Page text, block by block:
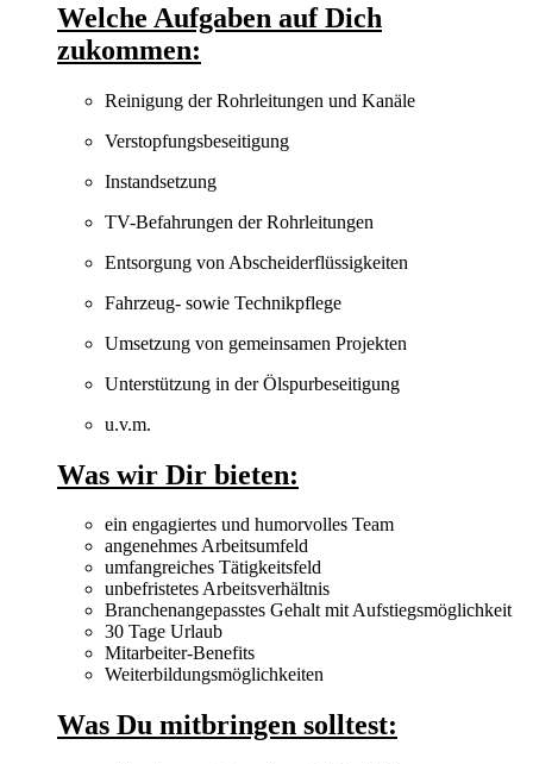
Welche Aufgaben auf Dich
zukommen:
Reinigung der Rohrleitungen und Kanäle
Verstopfungsbeseitigung
Instandsetzung
TV-Befahrungen der Rohrleitungen
Entsorgung von Abscheiderflüssigkeiten
Fahrzeug- sowie Technikpflege
Umsetzung von gemeinsamen Projekten
Unterstützung in der Ölspurbeseitigung
u.v.m.
Was wir Dir bieten:
ein engagiertes und humorvolles Team
angenehmes Arbeitsumfeld
umfangreiches Tätigkeitsfeld
unbefristetes Arbeitsverhältnis
Branchenangepasstes Gehalt mit Aufstiegsmöglichkeit
30 Tage Urlaub
Mitarbeiter-Benefits
Weiterbildungsmöglichkeiten
Was Du mitbringen solltest: